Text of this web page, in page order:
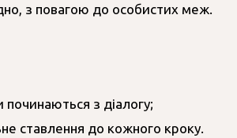
з повагою до особистих меж.
з діалогу;
ставлення до кожного кроку.